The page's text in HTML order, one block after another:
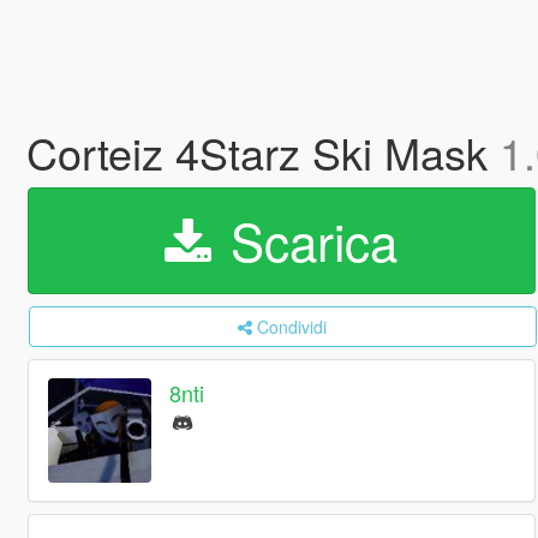
Corteiz 4Starz Ski Mask
Scarica
Condividi
8nti